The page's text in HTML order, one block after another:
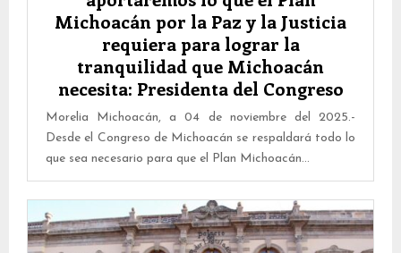
Michoacán por la Paz y la Justicia
requiera para lograr la
tranquilidad que Michoacán
necesita: Presidenta del Congreso
Morelia Michoacán, a 04 de noviembre del 2025.-
Desde el Congreso de Michoacán se respaldará todo lo
que sea necesario para que el Plan Michoacán...